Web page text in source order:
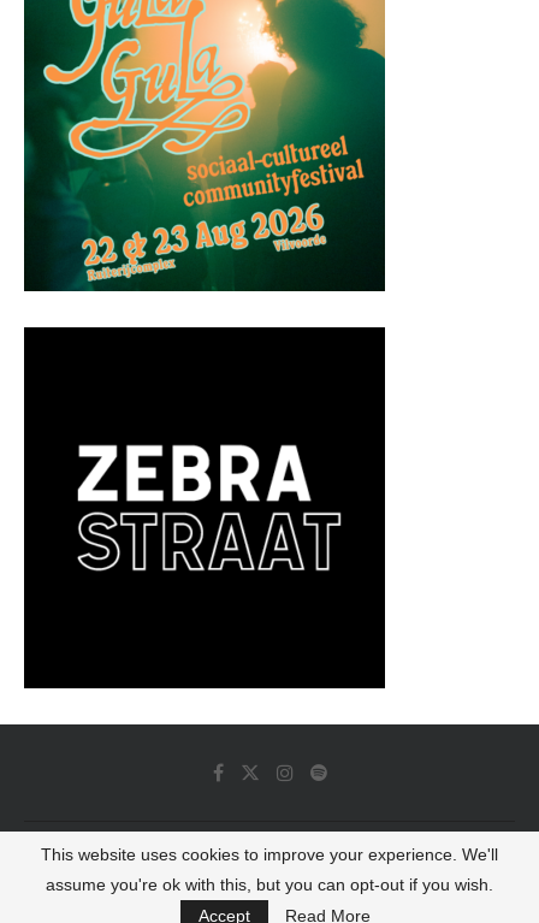
© 2022 - Luminous Dash All Rights Reserved
BACK TO TOP
This website uses cookies to improve your experience. We'll
assume you're ok with this, but you can opt-out if you wish.
Accept
Read More